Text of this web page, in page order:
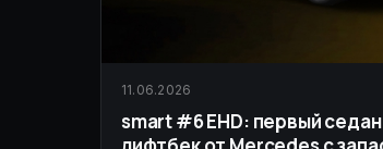
11.06.2026
smart #6 EHD: первый